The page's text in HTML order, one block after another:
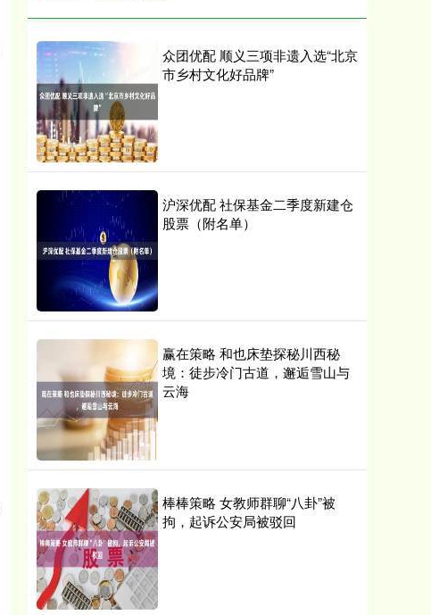
众团优配 顺义三项非遗入选“北京
市乡村文化好品牌”
沪深优配 社保基金二季度新建仓
股票（附名单）
赢在策略 和也床垫探秘川西秘
境：徒步冷门古道，邂逅雪山与
云海
棒棒策略 女教师群聊“八卦”被
拘，起诉公安局被驳回